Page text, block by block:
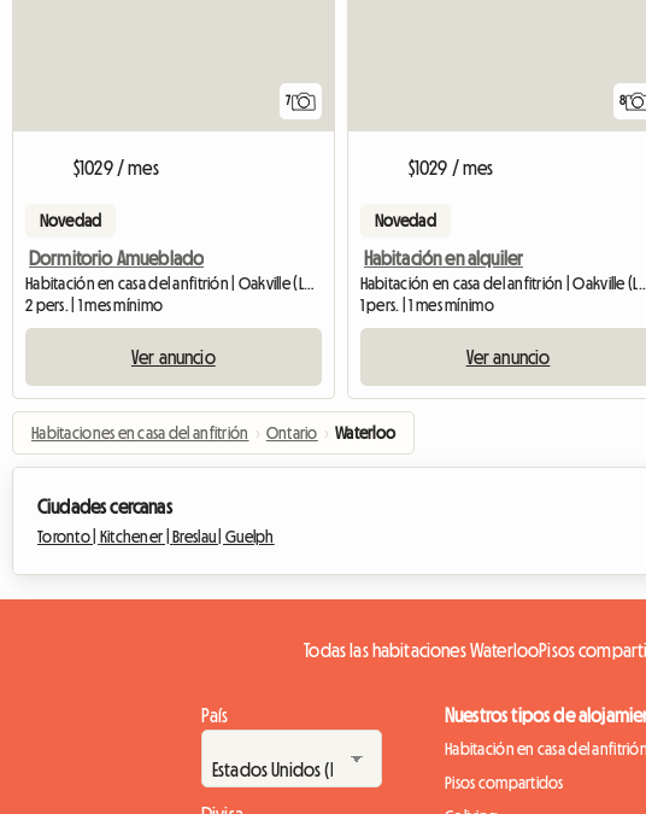
7
$1029 / mes
Novedad
Dormitorio Amueblado
Habitación en casa del anfitrión | Oakville (L6M 3B1)
2 pers. | 1 mes mínimo
Ver anuncio
8
$1029 / mes
Novedad
Habitación en alquiler
Habitación en casa del
1 pers. | 1 mes mínimo
Ver anuncio
Habitaciones en casa del anfitrión › Ontario › Waterloo
Ciudades cercanas
Toronto | Kitchener | Breslau | Guelph
Todas las habitaciones WaterlooPisos
País Nuestros tipos de
Habitación en casa del anfitrión
Pisos compartidos